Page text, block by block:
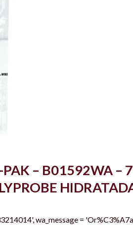
PAK – B01592WA –
wa_message =